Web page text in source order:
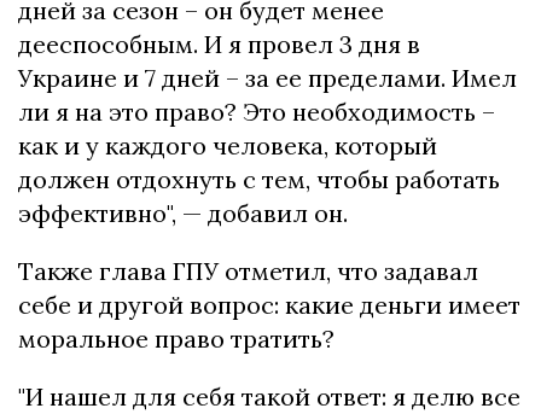
дней за сезон – он будет менее
дееспособным. И я провел 3 дня в
Украине и 7 дней – за ее пределами. Имел
ли я на это право? Это необходимость –
как и у каждого человека, который
должен отдохнуть с тем, чтобы работать
эффективно", — добавил он.
Также глава ГПУ отметил, что задавал
себе и другой вопрос: какие деньги имеет
моральное право тратить?
"И нашел для себя такой ответ: я делю все